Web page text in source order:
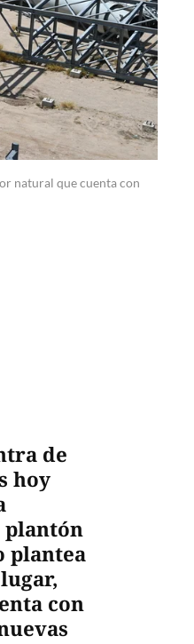
natural que cuenta con
de
hoy
plantón
plantea
con